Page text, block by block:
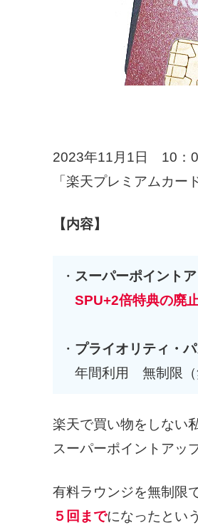
2023年11月1日 10：
「楽天プレミアムカ
【内容】
・ スーパーポイント
SPU+2倍特典の廃
・ プライオリティ・パ
年間利用 無制限
楽天で買い物をしない
スーパーポイントアッ
有料ラウンジを無制限
５回までになったとい